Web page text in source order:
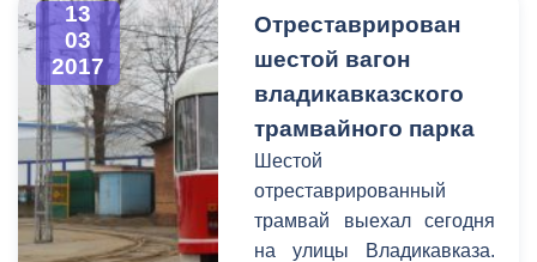
13
03
2017
Отреставрирован
шестой вагон
владикавказского
трамвайного парка
Шестой
отреставрированный
трамвай выехал сегодня
на улицы Владикавказа.